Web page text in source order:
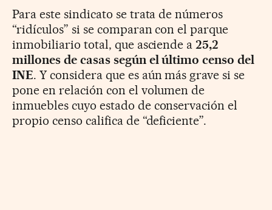
Para este sindicato se trata de números
“ridículos” si se comparan con el parque
inmobiliario total, que asciende a25,2
millones de casas según el último censo del
INE. Y considera que es aún más grave si se
pone en relación con el volumen de
inmuebles cuyo estado de conservación el
propio censo califica de “deficiente”.